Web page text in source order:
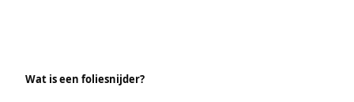
Wat is een foliesnijder?